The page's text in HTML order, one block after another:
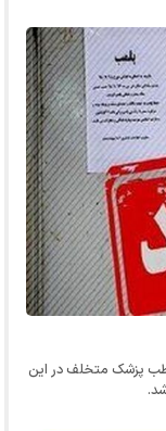
پزشک متخلف در این